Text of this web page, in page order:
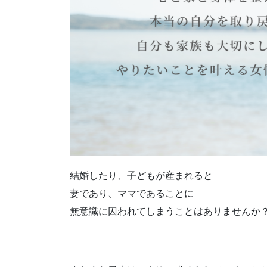
結婚したり、子どもが産まれると
妻であり、ママであることに
無意識に囚われてしまうことはありませんか